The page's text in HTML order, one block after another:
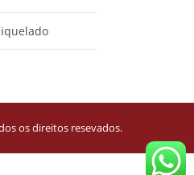
os direitos resevados.